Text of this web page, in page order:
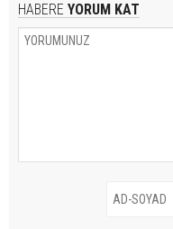
HABERE YORUM KAT